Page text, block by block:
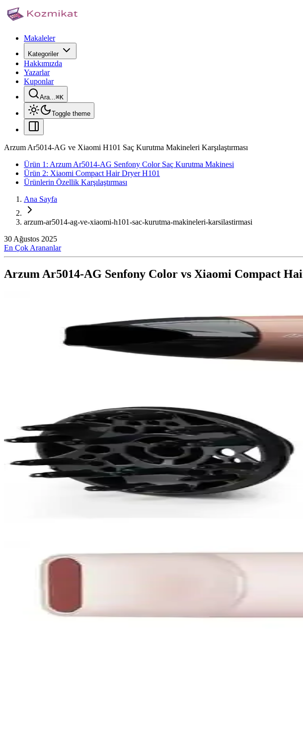
Makaleler
Kategoriler
Hakkımızda
Yazarlar
Kuponlar
Ara...⌘K
Toggle theme
Arzum Ar5014-AG ve Xiaomi H101 Saç Kurutma Makineleri Karşılaştırması
Ürün 1: Arzum Ar5014-AG Senfony Color Saç Kurutma Makinesi
Ürün 2: Xiaomi Compact Hair Dryer H101
Ürünlerin Özellik Karşılaştırması
Ana Sayfa
arzum-ar5014-ag-ve-xiaomi-h101-sac-kurutma-makineleri-karsilastirmasi
30 Ağustos 2025
En Çok Arananlar
Arzum Ar5014-AG Senfony Color vs Xiaomi Compact